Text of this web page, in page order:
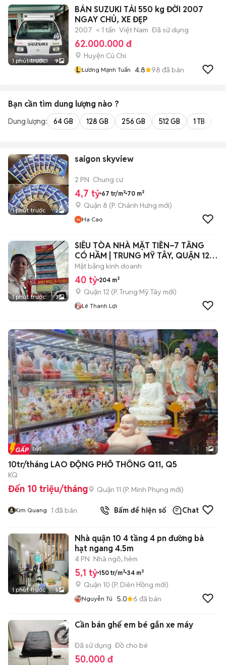
1 phút trước 9
BÁN SUZUKI TẢI 550 kg ĐỜI 2007
NGAY CHỦ, XE ĐẸP
2007 < 1 tấn Việt Nam Đã sử dụng
62.000.000 đ
Huyện Củ Chi
L Lương Mạnh Tuấn 4.8 98 đã bán
Bạn cần tìm dung lượng nào ?
Dung lượng: 64 GB 128 GB 256 GB 512 GB 1 TB
1 phút trước 2
saigon skyview
2 PN Chung cư
4,7 tỷ 67 tr/m² 70 m²
Quận 8 (P. Chánh Hưng mới)
Ha Cao
1 phút trước 3
SIÊU TÒA NHÀ MẶT TIỀN–7 TẦNG
CÓ HẦM | TRUNG MỸ TÂY, QUẬN 12-
CHỈ 40 TỶ
Mặt bằng kinh doanh
40 tỷ 204 m²
Quận 12 (P. Trung Mỹ Tây mới)
Lê Thanh Lợi
Tin nổi bật 1
10tr/tháng LAO ĐỘNG PHỔ THÔNG Q11, Q5
KQ
Đến 10 triệu/tháng Quận 11 (P. Minh Phụng mới)
Kim Quang 1 đã bán Bấm để hiện số Chat
1 phút trước 5
Nhà quận 10 4 tầng 4 pn đường bà
hạt ngang 4.5m
4 PN Nhà ngõ, hẻm
5,1 tỷ 150 tr/m² 34 m²
Quận 10 (P. Diên Hồng mới)
Nguyễn Tú 5.0 6 đã bán
Cần bán ghế em bé gắn xe máy
Đã sử dụng Đồ cho bé
50.000 đ